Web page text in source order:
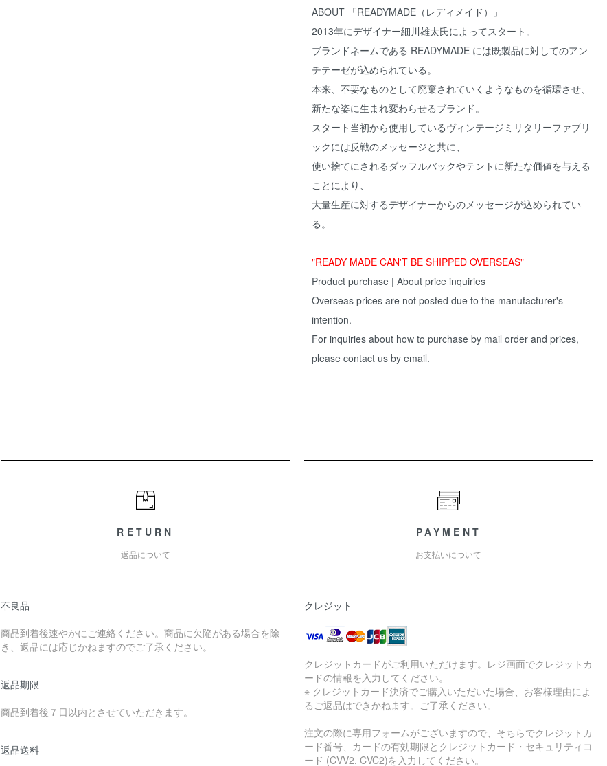
ABOUT 「READYMADE（レディメイド）」
2013年にデザイナー細川雄太氏によってスタート。
ブランドネームである READYMADE には既製品に対してのアン
チテーゼが込められている。
本来、不要なものとして廃棄されていくようなものを循環させ、
新たな姿に生まれ変わらせるブランド。
スタート当初から使用しているヴィンテージミリタリーファブリ
ックには反戦のメッセージと共に、
使い捨てにされるダッフルバックやテントに新たな価値を与える
ことにより、
大量生産に対するデザイナーからのメッセージが込められてい
る。
"READY MADE CAN'T BE SHIPPED OVERSEAS"
Product purchase | About price inquiries
Overseas prices are not posted due to the manufacturer's
intention.
For inquiries about how to purchase by mail order and prices,
please contact us by email.
RETURN
返品について
不良品
商品到着後速やかにご連絡ください。商品に欠陥がある場合を除
き、返品には応じかねますのでご了承ください。
返品期限
商品到着後７日以内とさせていただきます。
返品送料
PAYMENT
お支払いについて
クレジット
クレジットカードがご利用いただけます。レジ画面でクレジットカ
ードの情報を入力してください。
※ クレジットカード決済でご購入いただいた場合、お客様理由によ
るご返品はできかねます。ご了承ください。
注文の際に専用フォームがございますので、そちらでクレジットカ
ード番号、カードの有効期限とクレジットカード・セキュリティコ
ード (CVV2, CVC2)を入力してください。